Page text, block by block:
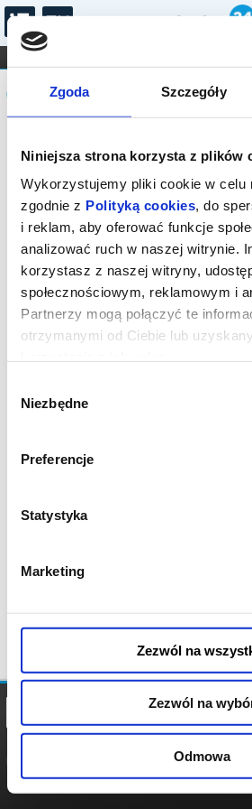
Zgoda Szczegóły
Niniejsza strona korzysta z plików
Wykorzystujemy pliki cookie w celu
zgodnie z Polityką cookies, do
i reklam, aby oferować funkcje
analizować ruch w naszej witrynie.
korzystasz z naszej witryny,
społecznościowym, reklamowym i
Partnerzy mogą połączyć te
otrzymanymi od Ciebie lub
zgody
Niezbędne
Preferencje
Statystyka
Marketing
Zezwól na
Zezwól na
Odmowa
FILHARMONIA OPERA I BALET
DLA DZIECI
Komunikat
Sprzedaż biletów on-line
została zakończona.
POLITYKA